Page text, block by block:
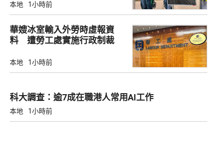
本地 1小時前
華嫂冰室輸入外勞時虛報資
料 遭勞工處實施行政制裁
本地 1小時前
科大調查：逾7成在職港人常用AI工作
本地 1小時前